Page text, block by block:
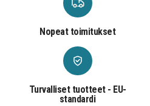
Nopeat toimitukset
Turvalliset tuotteet - EU-
standardi